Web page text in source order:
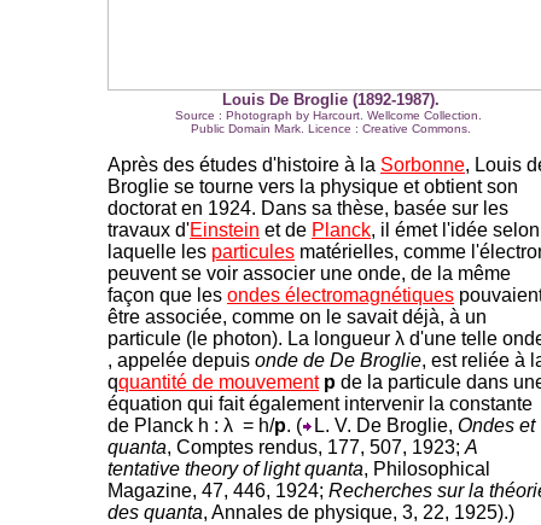
Louis De Broglie (1892-1987).
Source : Photograph by Harcourt. Wellcome Collection.
Public Domain Mark. Licence : Creative Commons.
Après des études d'histoire à la Sorbonne, Louis
Broglie se tourne vers la physique et obtient son
doctorat en 1924. Dans sa thèse, basée sur les
travaux d'Einstein et de Planck, il émet l'idée selon
laquelle les particules matérielles, comme
peuvent se voir associer une onde, de la même
façon que les ondes électromagnétiques
être associée, comme on le savait déjà, à un
particule (le photon). La longueur λ d'une telle
, appelée depuis onde de De Broglie, est reliée à
qquantité de mouvement p de la particule dans
équation qui fait également intervenir la constante
de Planck h : λ = h/p. ( L. V. De Broglie, Ondes et
quanta, Comptes rendus, 177, 507, 1923;A
tentative theory of light quanta, Philosophical
Magazine, 47, 446, 1924; Recherches sur la
des quanta, Annales de physique, 3, 22, 1925).)